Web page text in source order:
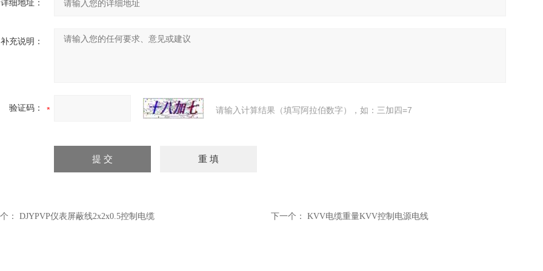
详细地址：
补充说明：
验证码： 请输入计算结果（填写阿拉伯数字），如：三加四=7
： DJYPVP仪表屏蔽线2x2x0.5控制电缆 下一个： KVV电缆重量KVV控制电源电线